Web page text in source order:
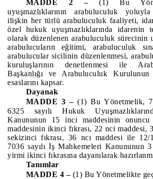
MADDE 2 –(1) Bu
uyuşmazlıklarının arabuluculuk
ilişkin her türlü arabuluculuk faaliyeti,
özel hukuk uyuşmazlıklarında idarenin
olarak düzenlenen arabuluculuk sürecinin
arabulucuların eğitimi, arabuluculuk
arabulucular sicilinin düzenlenmesi,
kuruluşlarının denetlenmesi ile
Başkanlığı ve Arabuluculuk
esaslarını kapsar.
Dayanak
MADDE 3 –(1) Bu Yönetmelik,
6325 sayılı Hukuk
Kanununun 15 inci maddesinin onuncu
maddesinin ikinci fıkrası, 22 nci maddesi,
sekizinci fıkrası, 36 ncı maddesi ile
7036 sayılı İş Mahkemeleri Kanununun
yirmi ikinci fıkrasına dayanılarak
Tanımlar
MADDE 4 –(1) Bu Yönetmelikte